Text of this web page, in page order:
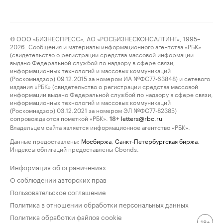
© ООО «БИЗНЕСПРЕСС», АО «РОСБИЗНЕСКОНСАЛТИНГ», 1995–
2026. Сообщения и материалы информационного агентства «РБК»
(свидетельство о регистрации средства массовой информации
выдано Федеральной службой по надзору в сфере связи,
информационных технологий и массовых коммуникаций
(Роскомнадзор) 09.12.2015 за номером ИА №ФС77-63848) и сетевого
издания «РБК» (свидетельство о регистрации средства массовой
информации выдано Федеральной службой по надзору в сфере связи,
информационных технологий и массовых коммуникаций
(Роскомнадзор) 03.12.2021 за номером ЭЛ №ФС77-82385)
сопровождаются пометкой «РБК».
18+ letters@rbc.ru
Владельцем сайта является информационное агентство «РБК».
Данные предоставлены: Мосбиржа Санкт-Петербургская биржа
Индексы облигаций предоставлены Cbonds.
Информация об ограничениях
О соблюдении авторских прав
Пользовательское соглашение
Политика в отношении обработки персональных данных
Политика обработки файлов cookie